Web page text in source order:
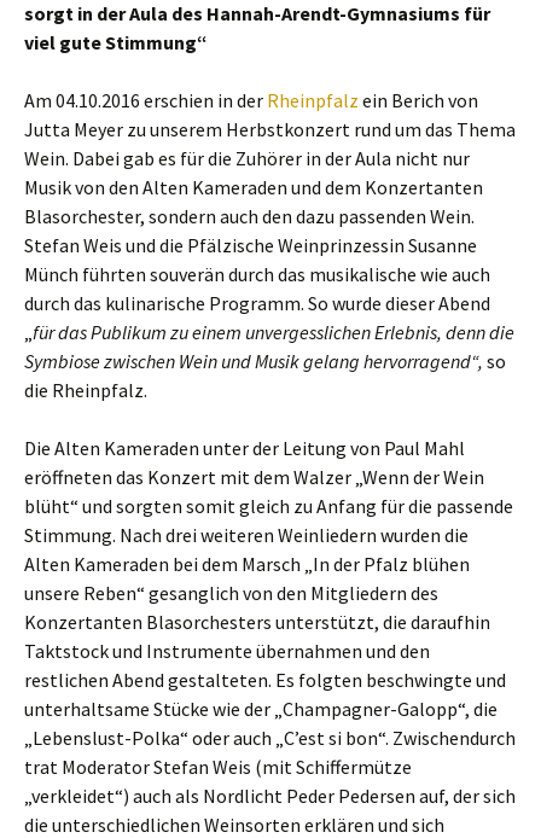
sorgt in der Aula des Hannah-Arendt-Gymnasiums für
viel gute Stimmung“
Am 04.10.2016 erschien in der Rheinpfalz ein Berich von
Jutta Meyer zu unserem Herbstkonzert rund um das Thema
Wein. Dabei gab es für die Zuhörer in der Aula nicht nur
Musik von den Alten Kameraden und dem Konzertanten
Blasorchester, sondern auch den dazu passenden Wein.
Stefan Weis und die Pfälzische Weinprinzessin Susanne
Münch führten souverän durch das musikalische wie auch
durch das kulinarische Programm. So wurde dieser Abend
„für das Publikum zu einem unvergesslichen Erlebnis, denn die
Symbiose zwischen Wein und Musik gelang hervorragend“, so
die Rheinpfalz.
Die Alten Kameraden unter der Leitung von Paul Mahl
eröffneten das Konzert mit dem Walzer „Wenn der Wein
blüht“ und sorgten somit gleich zu Anfang für die passende
Stimmung. Nach drei weiteren Weinliedern wurden die
Alten Kameraden bei dem Marsch „In der Pfalz blühen
unsere Reben“ gesanglich von den Mitgliedern des
Konzertanten Blasorchesters unterstützt, die daraufhin
Taktstock und Instrumente übernahmen und den
restlichen Abend gestalteten. Es folgten beschwingte und
unterhaltsame Stücke wie der „Champagner-Galopp“, die
„Lebenslust-Polka“ oder auch „C’est si bon“. Zwischendurch
trat Moderator Stefan Weis (mit Schiffermütze
„verkleidet“) auch als Nordlicht Peder Pedersen auf, der sich
die unterschiedlichen Weinsorten erklären und sich